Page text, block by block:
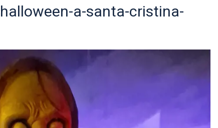
a-santa-cristina-